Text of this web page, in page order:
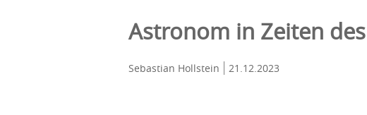
Astronom in Zeiten
Sebastian Hollstein 21.12.2023